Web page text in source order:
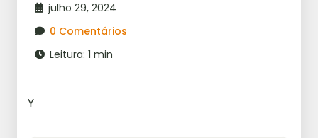
julho 29, 2024
0 Comentários
Leitura: 1 min
Y